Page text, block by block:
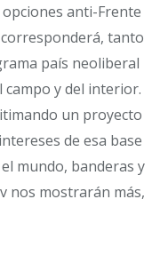
anti-Frente
tanto
país neoliberal
campo y del interior.
un proyecto
de esa base
mundo, banderas y
nos mostrarán más,